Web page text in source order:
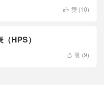
 赞 (10)
HPS）
 赞 (9)